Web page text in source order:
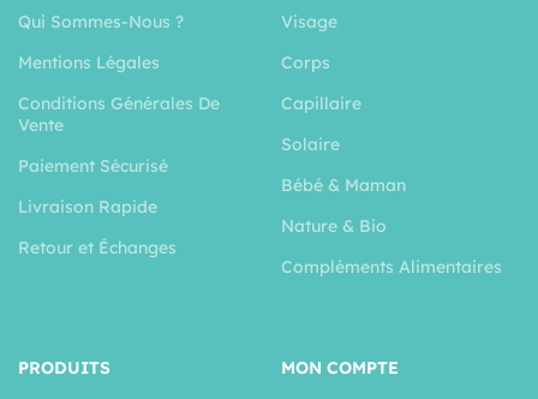
Qui Sommes-Nous ?
Mentions Légales
Conditions Générales De
Vente
Paiement Sécurisé
Livraison Rapide
Retour et Échanges
Visage
Corps
Capillaire
Solaire
Bébé & Maman
Nature & Bio
Compléments Alimentaires
PRODUITS
MON COMPTE